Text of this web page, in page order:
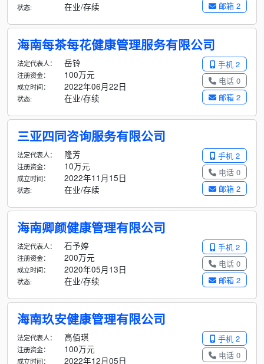
邮箱 2
状态: 在业/存续
海南每茶每花健康管理服务有限公司
手机 2
电话 0
邮箱 2
法定代表人： 岳铃
注册资金： 100万元
成立时间： 2022年06月22日
状态: 在业/存续
三亚四同咨询服务有限公司
手机 2
电话 0
邮箱 2
法定代表人： 隆芳
注册资金： 10万元
成立时间： 2022年11月15日
状态: 在业/存续
海南卿颜健康管理有限公司
手机 2
电话 0
邮箱 2
法定代表人： 石予婷
注册资金： 200万元
成立时间： 2020年05月13日
状态: 在业/存续
海南玖安健康管理有限公司
手机 2
电话 0
法定代表人： 高佰琪
注册资金： 100万元
成立时间： 2022年12月05日